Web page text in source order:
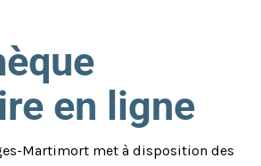
en ligne
Martimort met à disposition des